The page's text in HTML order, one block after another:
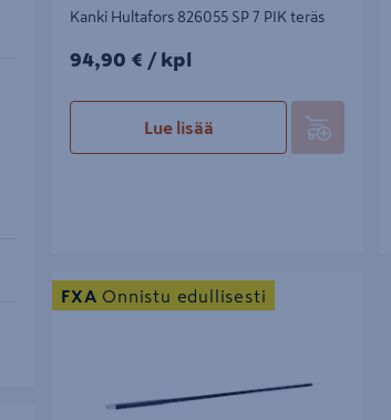
Kanki Hultafors 826055 SP 7 PIK teräs
94,90€/kpl
94,90 € / kpl
Lue lisää
Rautakanki FXA 1500mm 7kg
FXA Onnistu edullisesti